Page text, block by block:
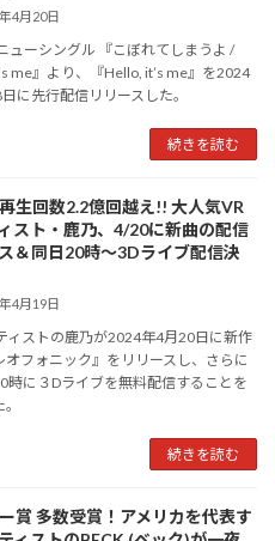
4月20日
ューシングル 『こぼれてしまうよ /
me』より、『Hello, it’s me』を2024
に先行配信リリースした。
続きを読む
生回数2.2億回越え!! 大人気VR
スト・鹿乃、4/20に新曲の配信
＆同日20時〜3Dライブ配信決
4月19日
ィストの鹿乃が2024年4月20日に新作
オフォニック』をリリースし、さらに
時に３Dライブを無料配信することを
続きを読む
賞 多数受賞！アメリカを代表す